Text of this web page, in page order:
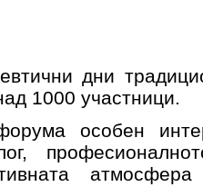
дни
1000 участници.
особен